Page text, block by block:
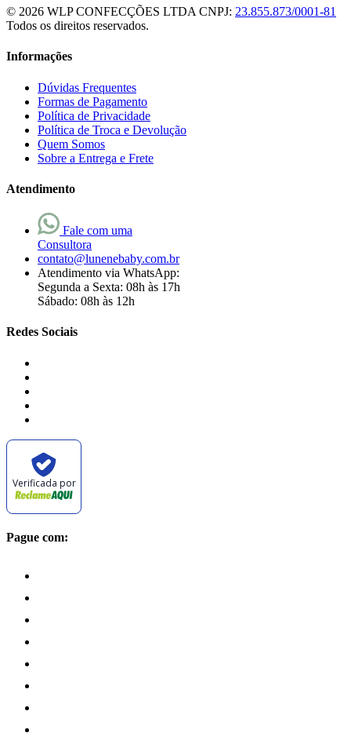
© 2026 WLP CONFECÇÕES LTDA CNPJ: 23.855.873/0001-81
Todos os direitos reservados.
Informações
Dúvidas Frequentes
Formas de Pagamento
Política de Privacidade
Política de Troca e Devolução
Quem Somos
Sobre a Entrega e Frete
Atendimento
Fale com uma
Consultora
contato@lunenebaby.com.br
Atendimento via WhatsApp:
Segunda a Sexta: 08h às 17h
Sábado: 08h às 12h
Redes Sociais
Verificada por
Pague com: